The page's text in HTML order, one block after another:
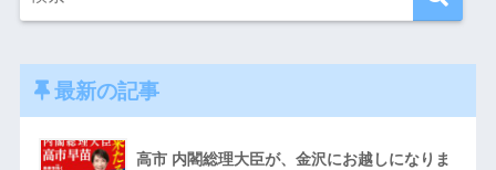
最新の記事
高市 内閣総理大臣が、金沢にお越しになりま